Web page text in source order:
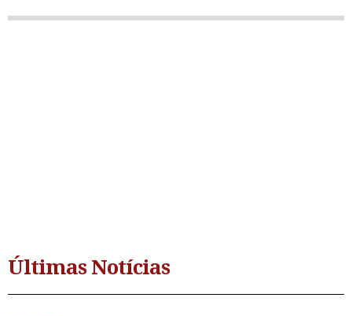
Últimas Notícias